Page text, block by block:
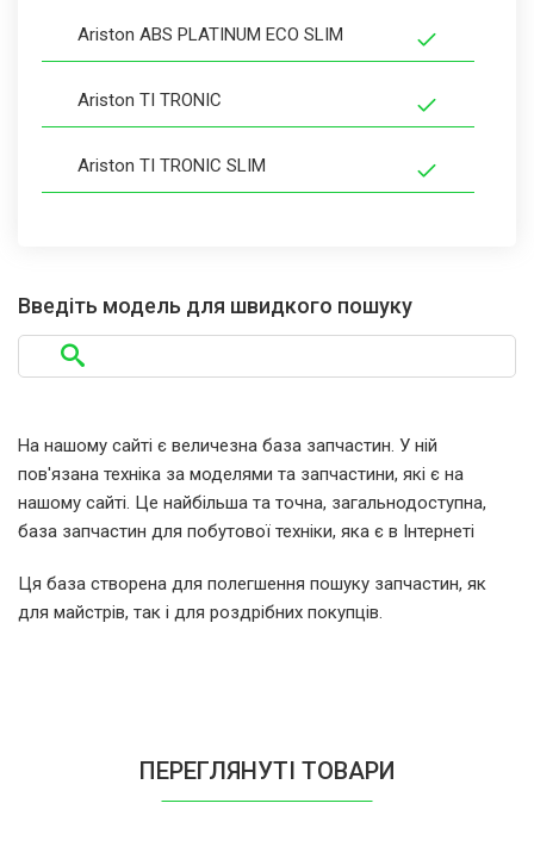
Ariston ABS PLATINUM ECO SLIM
Ariston TI TRONIC
Ariston TI TRONIC SLIM
Введіть модель для швидкого пошуку
На нашому сайті є величезна база запчастин. У ній
пов'язана техніка за моделями та запчастини, які є на
нашому сайті. Це найбільша та точна, загальнодоступна,
база запчастин для побутової техніки, яка є в Інтернеті
Ця база створена для полегшення пошуку запчастин, як
для майстрів, так і для роздрібних покупців.
ПЕРЕГЛЯНУТІ ТОВАРИ